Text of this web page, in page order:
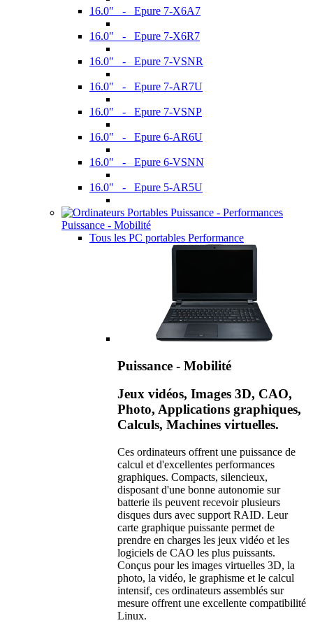
16.0" - Epure 7-X6A7
16.0" - Epure 7-X6R7
16.0" - Epure 7-VSNR
16.0" - Epure 7-AR7U
16.0" - Epure 7-VSNP
16.0" - Epure 6-AR6U
16.0" - Epure 6-VSNN
16.0" - Epure 5-AR5U
Puissance - Mobilité
Tous les PC portables Performance
Puissance - Mobilité
Jeux vidéos, Images 3D, CAO,
Photo, Applications graphiques,
Calculs, Machines virtuelles.
Ces ordinateurs offrent une puissance de
calcul et d'excellentes performances
graphiques. Compacts, silencieux,
disposant d'une bonne autonomie sur
batterie ils peuvent recevoir plusieurs
disques durs avec support RAID. Leur
carte graphique puissante permet de
prendre en charges les jeux vidéo et les
logiciels de CAO les plus puissants.
Conçus pour les images virtuelles 3D, la
photo, la vidéo, le graphisme et le calcul
intensif, ces ordinateurs assemblés sur
mesure offrent une excellente compatibilité
Linux.